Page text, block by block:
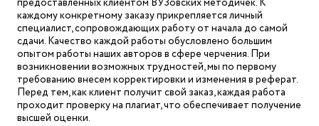
каждому конкретному заказу прикрепляется личный
специалист, сопровождающих работу от начала до самой
сдачи. Качество каждой работы обусловлено большим
опытом работы наших авторов в сфере черчения. При
возникновении возможных трудностей, мы по первому
требованию внесем корректировки и изменения в реферат.
Перед тем, как клиент получит свой заказ, каждая работа
проходит проверку на плагиат, что обеспечивает получение
высшей оценки.